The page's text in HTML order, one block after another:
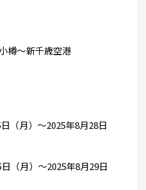
樽～新千歳空港
（月）～2025年8月28日
（月）～2025年8月29日